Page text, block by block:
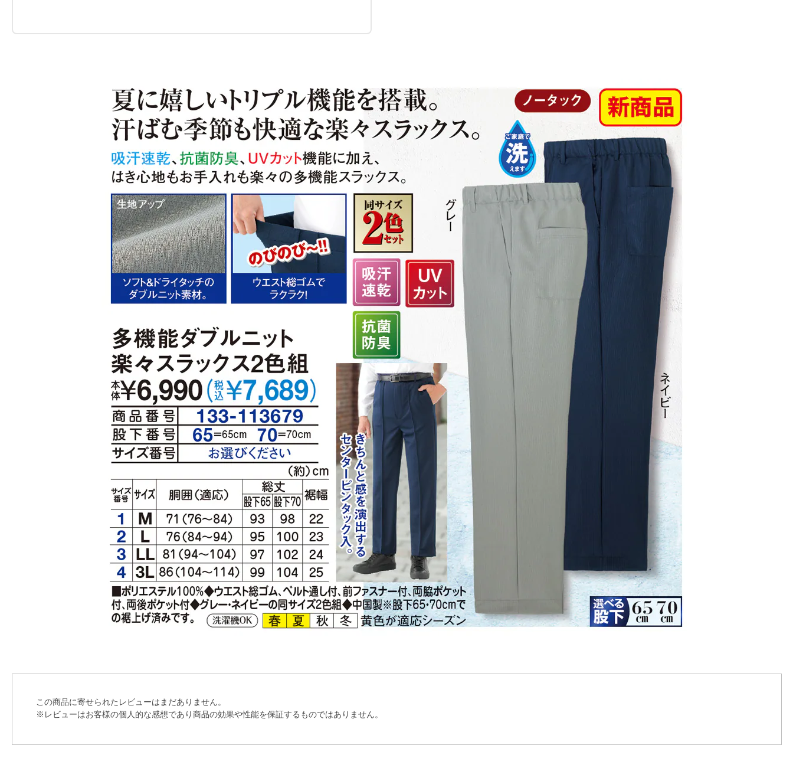
この商品に寄せられたレビューはまだありません。
※レビューはお客様の個人的な感想であり商品の効果や性能を保証するものではありません。